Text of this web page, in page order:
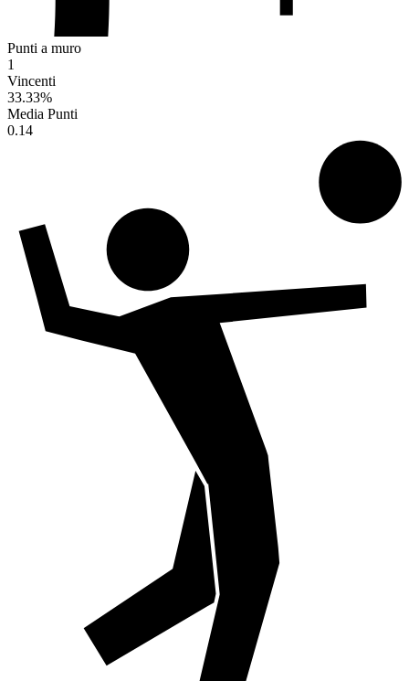
Punti a muro
1
Vincenti
33.33%
Media Punti
0.14